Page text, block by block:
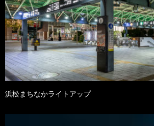
浜松まちなかライトアップ